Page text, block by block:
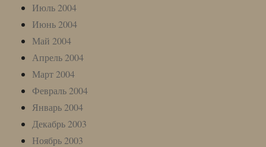
Июль 2004
Июнь 2004
Май 2004
Апрель 2004
Март 2004
Февраль 2004
Январь 2004
Декабрь 2003
Ноябрь 2003